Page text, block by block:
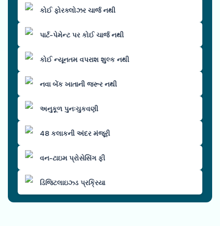
કોઈ ફોરક્લોઝર ચાર્જ નથી
પાર્ટ-પેમેન્ટ પર કોઈ ચાર્જ નથી
કોઈ ન્યૂનતમ વપરાશ શુલ્ક નથી
નવા બેંક ખાતાની જરૂર નથી
અનુકૂળ પુનઃચુકવણી
48 કલાકની અંદર મંજૂરી
વન-ટાઇમ પ્રોસેસિંગ ફી
ડિજિટલાઇઝ્ડ પ્રક્રિયા